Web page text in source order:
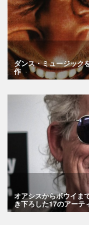
ダンス・ミュージック
作
オアシスからボウイま
き下ろした17のアーテ